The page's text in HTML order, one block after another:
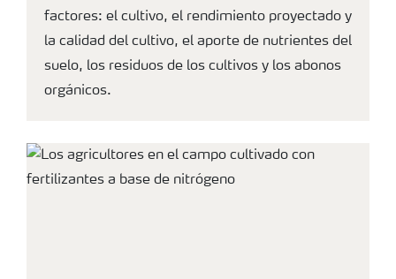
factores: el cultivo, el rendimiento proyectado y
la calidad del cultivo, el aporte de nutrientes del
suelo, los residuos de los cultivos y los abonos
orgánicos.